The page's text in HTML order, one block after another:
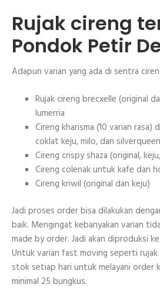
Rujak cireng
Pondok Petir
Adapun varian yang ada di sentra
Rujak cireng brecxelle (original
lumerria
Cireng kharisma (10 varian rasa)
coklat keju, milo, dan
Cireng crispy shaza (original,
Cireng colenak untuk kafe dan
Cireng kriwil (original dan keju)
Jadi proses order bisa dilakukan
baik. Mengingat kebanyakan varian
made by order. Jadi akan diproduksi
Untuk varian fast moving seperti
stok setiap hari untuk melayani order
minimal 25 bungkus.